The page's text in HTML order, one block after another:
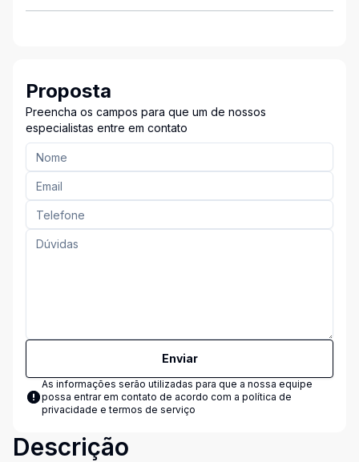
Proposta
Preencha os campos para que um de nossos
especialistas entre em contato
Enviar
As informações serão utilizadas para que a nossa equipe
possa entrar em contato de acordo com a política de
privacidade e termos de serviço
Descrição